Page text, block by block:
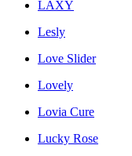
LAXY
Lesly
Love Slider
Lovely
Lovia Cure
Lucky Rose